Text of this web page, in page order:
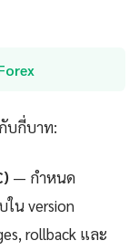
บกี่บาท:
— กำหนด
ใน version
rollback และ